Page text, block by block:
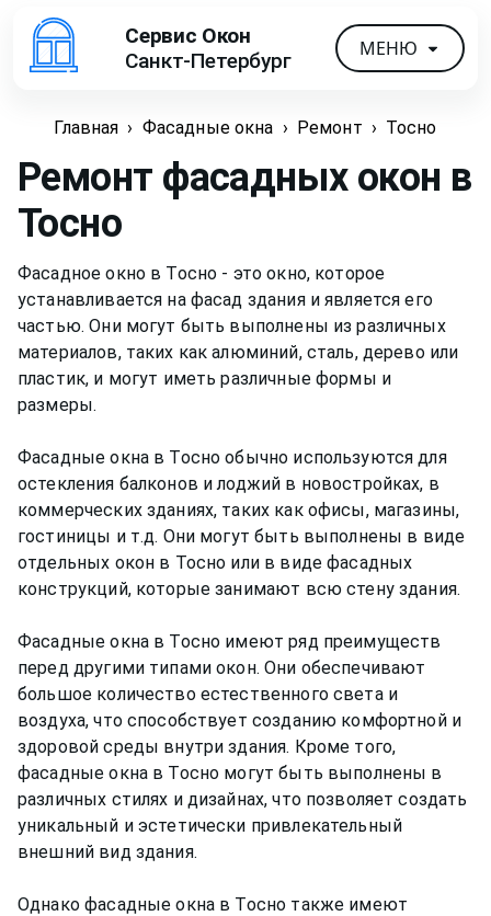
Сервис Окон
Санкт-Петербург
МЕНЮ
Главная › Фасадные окна › Ремонт › Тосно
Ремонт фасадных окон в
Тосно
Фасадное окно в Тосно - это окно, которое
устанавливается на фасад здания и является его
частью. Они могут быть выполнены из различных
материалов, таких как алюминий, сталь, дерево или
пластик, и могут иметь различные формы и
размеры.
Фасадные окна в Тосно обычно используются для
остекления балконов и лоджий в новостройках, в
коммерческих зданиях, таких как офисы, магазины,
гостиницы и т.д. Они могут быть выполнены в виде
отдельных окон в Тосно или в виде фасадных
конструкций, которые занимают всю стену здания.
Фасадные окна в Тосно имеют ряд преимуществ
перед другими типами окон. Они обеспечивают
большое количество естественного света и
воздуха, что способствует созданию комфортной и
здоровой среды внутри здания. Кроме того,
фасадные окна в Тосно могут быть выполнены в
различных стилях и дизайнах, что позволяет создать
уникальный и эстетически привлекательный
внешний вид здания.
Однако фасадные окна в Тосно также имеют